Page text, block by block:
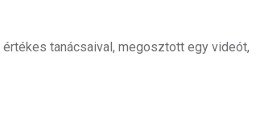
tanácsaival, megosztott egy videót,